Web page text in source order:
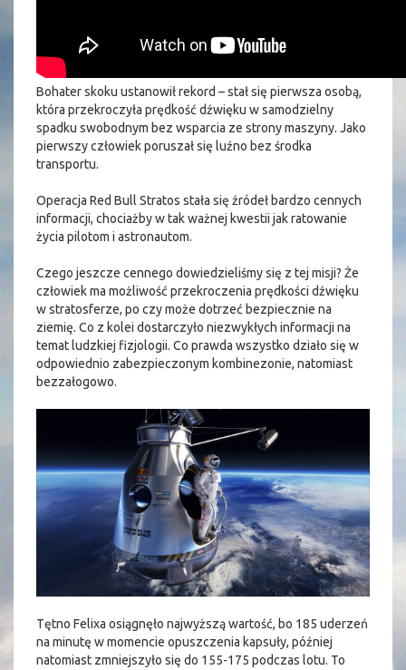
Bohater skoku ustanowił rekord – stał się pierwsza osobą,
która przekroczyła prędkość dźwięku w samodzielny
spadku swobodnym bez wsparcia ze strony maszyny. Jako
pierwszy człowiek poruszał się luźno bez środka
transportu.
Operacja Red Bull Stratos stała się źródeł bardzo cennych
informacji, chociażby w tak ważnej kwestii jak ratowanie
życia pilotom i astronautom.
Czego jeszcze cennego dowiedzieliśmy się z tej misji? Że
człowiek ma możliwość przekroczenia prędkości dźwięku
w stratosferze, po czy może dotrzeć bezpiecznie na
ziemię. Co z kolei dostarczyło niezwykłych informacji na
temat ludzkiej fizjologii. Co prawda wszystko działo się w
odpowiednio zabezpieczonym kombinezonie, natomiast
bezzałogowo.
Tętno Felixa osiągnęło najwyższą wartość, bo 185 uderzeń
na minutę w momencie opuszczenia kapsuły, później
natomiast zmniejszyło się do 155-175 podczas lotu. To